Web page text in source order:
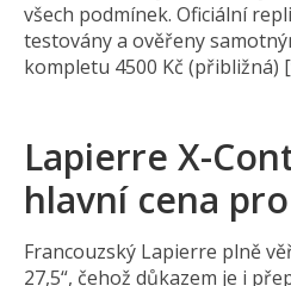
všech podmínek. Oficiální
testovány a ověřeny
kompletu 4500 Kč (přibližná) [
Lapierre X-
hlavní cena
Francouzský Lapierre plně
27,5“, čehož důkazem je i